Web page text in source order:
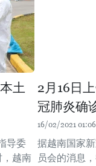
土
导委
，越南
2月16日
冠肺炎确
16/02/2021 01:06
据越南国家
员会的消息